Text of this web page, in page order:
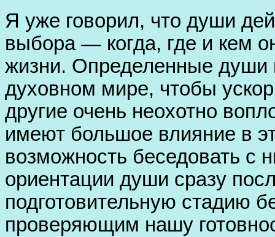
Я уже говорил, что души
выбора — когда, где и кем
жизни. Определенные души
духовном мире, чтобы
другие очень неохотно
имеют большое влияние в
возможность беседовать с
ориентации души сразу
подготовительную стадию
проверяющим нашу